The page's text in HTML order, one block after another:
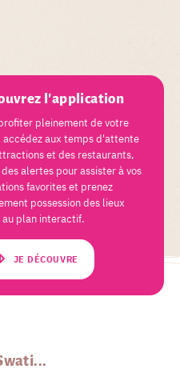
l'application
pleinement de votre
accédez aux temps d'attente
et des restaurants,
alertes pour assister à vos
favorites et prenez
possession des lieux
au plan interactif.
JE DÉCOUVRE